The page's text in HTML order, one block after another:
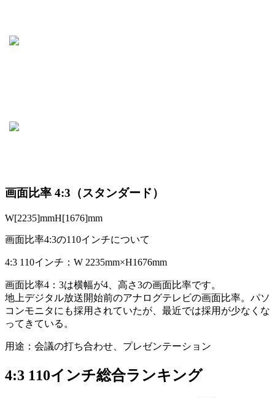
画面比率 4:3（スタンダード）
W[2235]mmH[1676]mm
画面比率4:3の110インチについて
4:3 110インチ：W 2235mm×H1676mm
画面比率4：3は横幅が4、高さ3の画面比率です。
地上デジタル放送開始前のアナログテレビの画面比率。パソ
コンモニタにも採用されていたが、最近では採用が少なくな
ってきている。
用途：会議の打ち合わせ、プレゼンテーション
4:3 110インチ総合ランキング